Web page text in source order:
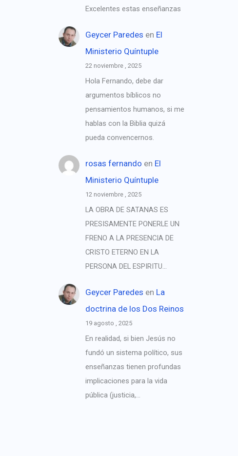
Excelentes estas enseñanzas
Geycer Paredes en El
Ministerio Quíntuple
22 noviembre , 2025
Hola Fernando, debe dar
argumentos bíblicos no
pensamientos humanos, si me
hablas con la Biblia quizá
pueda convencernos.
rosas fernando en El
Ministerio Quíntuple
12 noviembre , 2025
LA OBRA DE SATANAS ES
PRESISAMENTE PONERLE UN
FRENO A LA PRESENCIA DE
CRISTO ETERNO EN LA
PERSONA DEL ESPIRITU…
Geycer Paredes en La
doctrina de los Dos Reinos
19 agosto , 2025
En realidad, si bien Jesús no
fundó un sistema político, sus
enseñanzas tienen profundas
implicaciones para la vida
pública (justicia,…